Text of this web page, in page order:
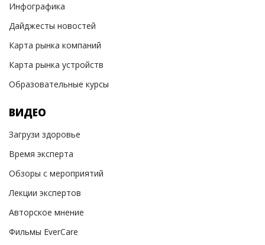
Инфографика
Дайджесты новостей
Карта рынка компаний
Карта рынка устройств
Образовательные курсы
ВИДЕО
Загрузи здоровье
Время эксперта
Обзоры с мероприятий
Лекции экспертов
Авторское мнение
Фильмы EverCare